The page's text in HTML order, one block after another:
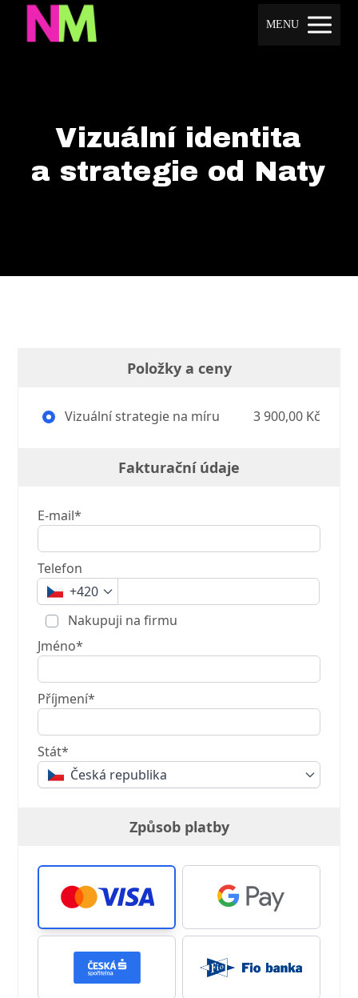
MENU
Vizuální identita
a strategie od Naty
Položky a ceny
Vizuální strategie na míru 3 900,00 Kč
Fakturační údaje
E-mail*
Telefon
+420
Nakupuji na firmu
Jméno*
Příjmení*
Stát*
Česká republika
Způsob platby